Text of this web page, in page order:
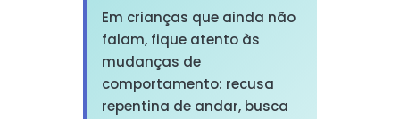
Em crianças que ainda não
falam, fique atento às
mudanças de
comportamento: recusa
repentina de andar, busca